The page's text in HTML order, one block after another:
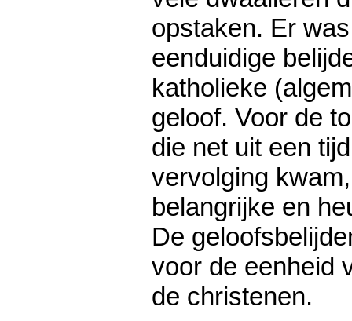
opstaken. Er
eenduidige
katholieke
geloof. Voor de
die net uit een
vervolging
belangrijke en
De
voor de eenheid
de christenen.